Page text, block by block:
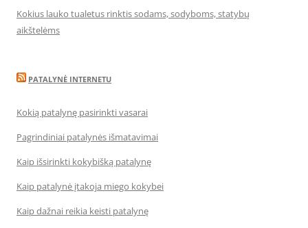
Kokius lauko tualetus rinktis sodams, sodyboms, statybų
aikštelėms
PATALYNĖ INTERNETU
Kokią patalynę pasirinkti vasarai
Pagrindiniai patalynės išmatavimai
Kaip išsirinkti kokybišką patalynę
Kaip patalynė įtakoja miego kokybei
Kaip dažnai reikia keisti patalynę